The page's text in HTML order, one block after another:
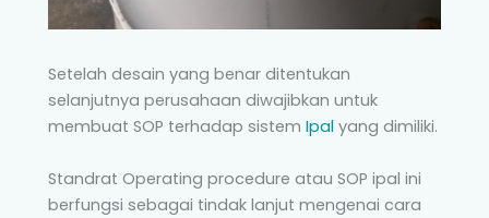
Setelah desain yang benar ditentukan
selanjutnya perusahaan diwajibkan untuk
membuat SOP terhadap sistem Ipal yang dimiliki.
Standrat Operating procedure atau SOP ipal ini
berfungsi sebagai tindak lanjut mengenai cara